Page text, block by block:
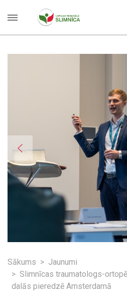
Sākums
Jaunumi
Slimnīcas traumatologs-
dalās pieredzē Amsterdamā